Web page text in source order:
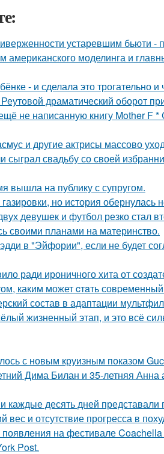
устаревшим бьюти -
американского моделинга и
- и сделала это трогательно и
драматический оборот
не написанную книгу Mother F *
и другие актрисы массово
свадьбу со своей
вышла на публику с супругом.
но история
девушек и футбол резко стал
своими планами на материнство.
в "Эйфории", если не будет
ради ироничного хита от
каким может cтaть совpеменный
состав в адаптации
жизненный этап, и это всё
с новым круизным показом
Дима Билан и 35-летняя Анна
каждые десять дней
и отсутствие прогресса в
на фестивале
Post.